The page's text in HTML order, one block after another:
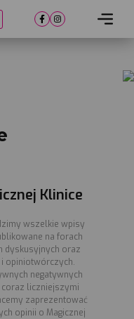
Klinice
wszelkie wpisy
na forach
dyskusyjnych oraz
opiniotwórczych.
negatywnych
coraz liczniejszymi
zaprezentować
opinii o Magicznej